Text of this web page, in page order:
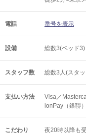
電話 番号を表示
設備 総数3(ベッド3)
スタッフ数 総数3人(スタ
支払い方法
Visa／
ionPay（銀聯）
こだわり
夜20時以降も